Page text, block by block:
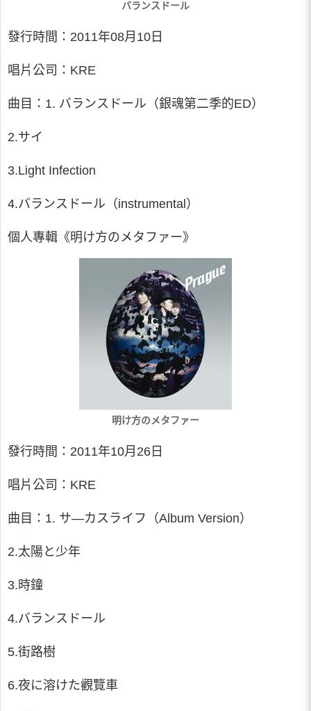
バランスドール
發行時間：2011年08月10日
唱片公司：KRE
曲目：1. バランスドール（銀魂第二季的ED）
2.サイ
3.Light Infection
4.バランスドール（instrumental）
個人專輯《明け方のメタファー》
明け方のメタファー
發行時間：2011年10月26日
唱片公司：KRE
曲目：1. サ—カスライフ（Album Version）
2.太陽と少年
3.時鐘
4.バランスドール
5.街路樹
6.夜に溶けた觀覽車